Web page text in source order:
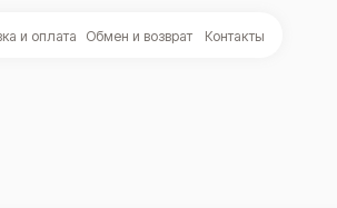
Обмен и возврат Контакты